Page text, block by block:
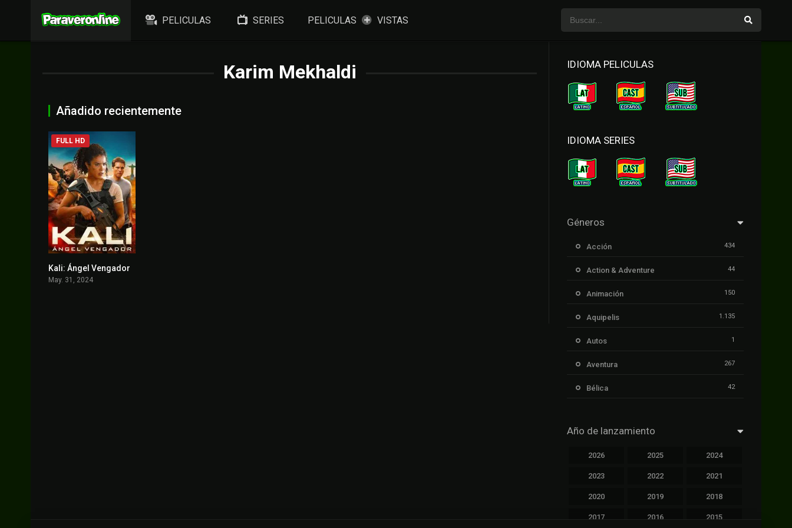
PELICULAS SERIES PELICULAS VISTAS
Karim Mekhaldi
Añadido recientemente
5.1
FULL HD
Kali: Ángel Vengador
May. 31, 2024
IDIOMA PELICULAS
IDIOMA SERIES
Géneros
Acción 434
Action & Adventure 44
Animación 150
Aquipelis 1.135
Autos 1
Aventura 267
Bélica 42
Cinecalidad
Cinetux 1.139
Año de lanzamiento
2026 2025 2024
2023 2022 2021
2020 2019 2018
2017 2016 2015